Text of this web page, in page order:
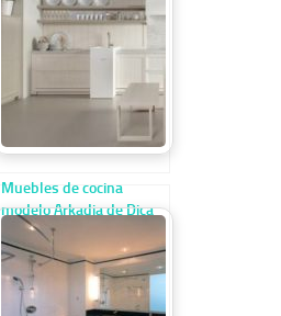
Muebles de cocina
modelo Arkadia de Dica